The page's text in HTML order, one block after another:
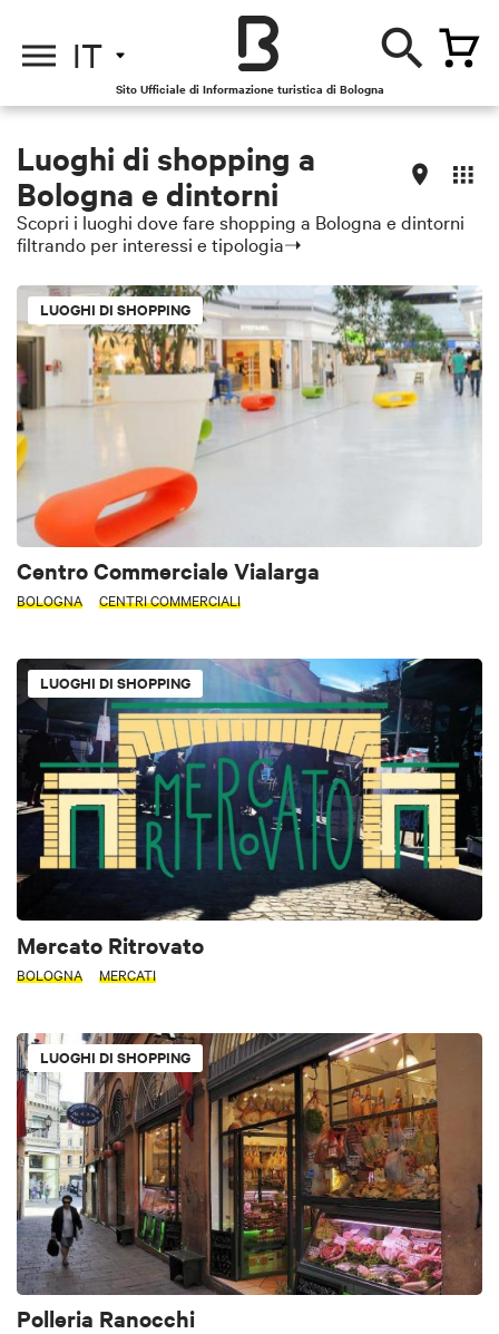
IT
Sito Ufficiale di Informazione turistica di Bologna
Luoghi di shopping a
Bologna e dintorni
Scopri i luoghi dove fare shopping a Bologna e dintorni
filtrando per interessi e tipologia➝
LUOGHI DI SHOPPING
Centro Commerciale Vialarga
BOLOGNA CENTRI COMMERCIALI
LUOGHI DI SHOPPING
Mercato Ritrovato
BOLOGNA MERCATI
LUOGHI DI SHOPPING
Polleria Ranocchi